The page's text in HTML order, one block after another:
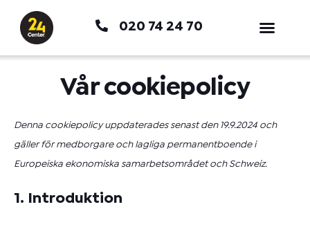
innehåll
020 74 24 70
Vår cookiepolicy
Denna cookiepolicy uppdaterades senast den 19.9.2024 och
gäller för medborgare och lagliga permanentboende i
Europeiska ekonomiska samarbetsområdet och Schweiz.
1. Introduktion
Consent
to
service
Consent
to
service
Consent
to
service
Consent
to
service
Consent
to
service
Consent
to
service
Consent
to
service
Consent
to
service
Consent
to
service
Consent
to
service
Consent
to
service
Consent
to
service
Consent
to
service
Statistik